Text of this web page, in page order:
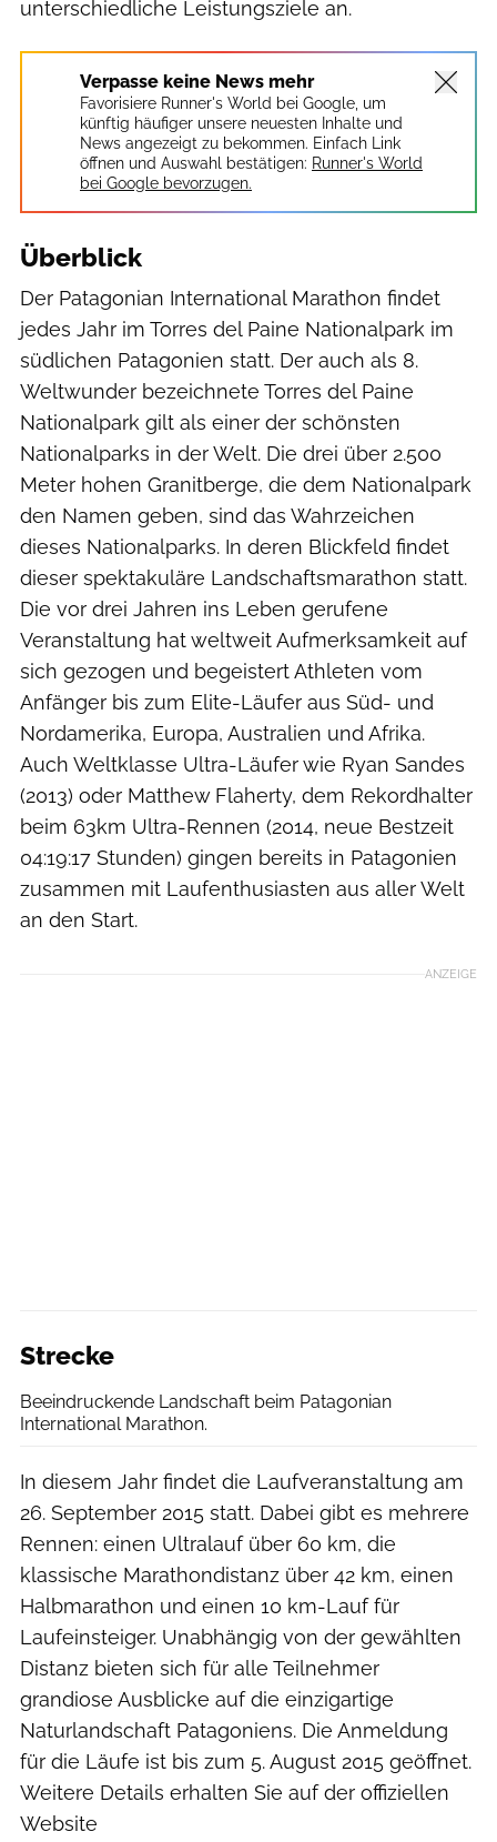
unterschiedliche Leistungsziele an.
Verpasse keine News mehr
Favorisiere Runner's World bei Google, um
künftig häufiger unsere neuesten Inhalte und
News angezeigt zu bekommen. Einfach Link
öffnen und Auswahl bestätigen: Runner's World
bei Google bevorzugen.
Überblick
Der Patagonian International Marathon findet
jedes Jahr im Torres del Paine Nationalpark im
südlichen Patagonien statt. Der auch als 8.
Weltwunder bezeichnete Torres del Paine
Nationalpark gilt als einer der schönsten
Nationalparks in der Welt. Die drei über 2.500
Meter hohen Granitberge, die dem Nationalpark
den Namen geben, sind das Wahrzeichen
dieses Nationalparks. In deren Blickfeld findet
dieser spektakuläre Landschaftsmarathon statt.
Die vor drei Jahren ins Leben gerufene
Veranstaltung hat weltweit Aufmerksamkeit auf
sich gezogen und begeistert Athleten vom
Anfänger bis zum Elite-Läufer aus Süd- und
Nordamerika, Europa, Australien und Afrika.
Auch Weltklasse Ultra-Läufer wie Ryan Sandes
(2013) oder Matthew Flaherty, dem Rekordhalter
beim 63km Ultra-Rennen (2014, neue Bestzeit
04:19:17 Stunden) gingen bereits in Patagonien
zusammen mit Laufenthusiasten aus aller Welt
an den Start.
ANZEIGE
Strecke
Beeindruckende Landschaft beim Patagonian
International Marathon.
In diesem Jahr findet die Laufveranstaltung am
26. September 2015 statt. Dabei gibt es mehrere
Rennen: einen Ultralauf über 60 km, die
klassische Marathondistanz über 42 km, einen
Halbmarathon und einen 10 km-Lauf für
Laufeinsteiger. Unabhängig von der gewählten
Distanz bieten sich für alle Teilnehmer
grandiose Ausblicke auf die einzigartige
Naturlandschaft Patagoniens. Die Anmeldung
für die Läufe ist bis zum 5. August 2015 geöffnet.
Weitere Details erhalten Sie auf der offiziellen
Website